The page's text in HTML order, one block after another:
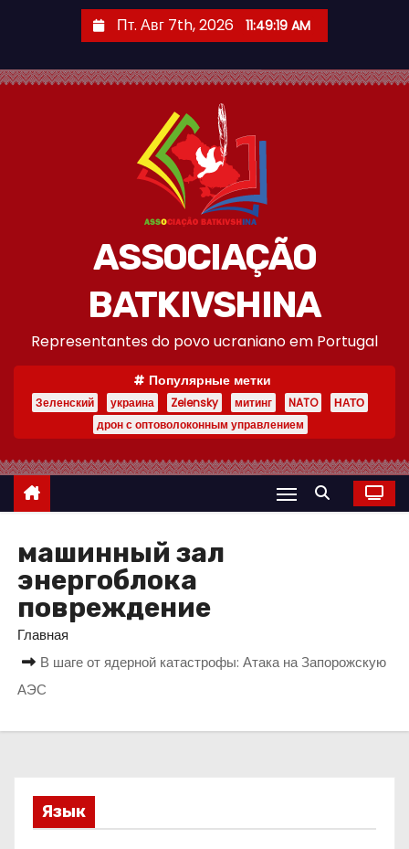
е
у
Пт. Авг 7th, 2026 11:49:20 AM
ASSOCIAÇÃO
BATKIVSHINA
Representantes do povo ucraniano em Portugal
Популярные метки
Зеленский украина Zelensky митинг NATO
НАТО
дрон с оптоволоконным управлением
машинный зал
энергоблока
повреждение
Главная
В шаге от ядерной катастрофы: Атака на Запорожскую
АЭС
Язык